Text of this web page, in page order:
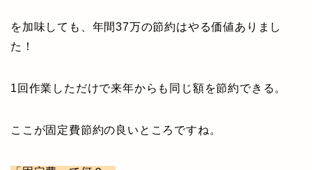
を加味しても、年間37万の節約はやる価値ありまし
た！
1回作業しただけで来年からも同じ額を節約できる。
ここが固定費節約の良いところですね。